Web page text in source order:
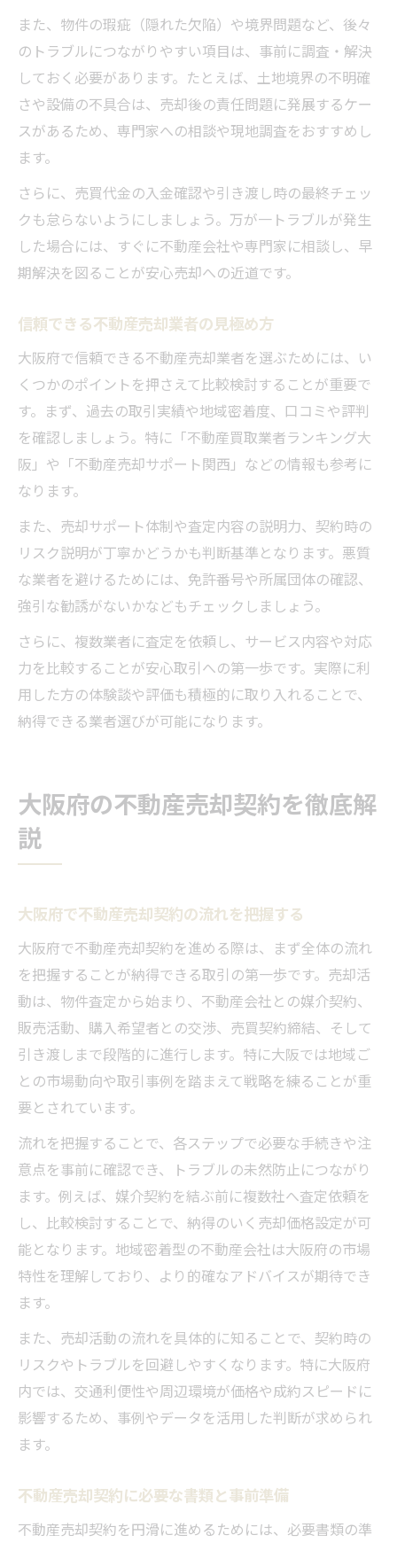
また、物件の瑕疵（隠れた欠陥）や境界問題など、後々
のトラブルにつながりやすい項目は、事前に調査・解決
しておく必要があります。たとえば、土地境界の不明確
さや設備の不具合は、売却後の責任問題に発展するケー
スがあるため、専門家への相談や現地調査をおすすめし
ます。
さらに、売買代金の入金確認や引き渡し時の最終チェッ
クも怠らないようにしましょう。万が一トラブルが発生
した場合には、すぐに不動産会社や専門家に相談し、早
期解決を図ることが安心売却への近道です。
信頼できる不動産売却業者の見極め方
大阪府で信頼できる不動産売却業者を選ぶためには、い
くつかのポイントを押さえて比較検討することが重要で
す。まず、過去の取引実績や地域密着度、口コミや評判
を確認しましょう。特に「不動産買取業者ランキング大
阪」や「不動産売却サポート関西」などの情報も参考に
なります。
また、売却サポート体制や査定内容の説明力、契約時の
リスク説明が丁寧かどうかも判断基準となります。悪質
な業者を避けるためには、免許番号や所属団体の確認、
強引な勧誘がないかなどもチェックしましょう。
さらに、複数業者に査定を依頼し、サービス内容や対応
力を比較することが安心取引への第一歩です。実際に利
用した方の体験談や評価も積極的に取り入れることで、
納得できる業者選びが可能になります。
大阪府の不動産売却契約を徹底解
説
大阪府で不動産売却契約の流れを把握する
大阪府で不動産売却契約を進める際は、まず全体の流れ
を把握することが納得できる取引の第一歩です。売却活
動は、物件査定から始まり、不動産会社との媒介契約、
販売活動、購入希望者との交渉、売買契約締結、そして
引き渡しまで段階的に進行します。特に大阪では地域ご
との市場動向や取引事例を踏まえて戦略を練ることが重
要とされています。
流れを把握することで、各ステップで必要な手続きや注
意点を事前に確認でき、トラブルの未然防止につながり
ます。例えば、媒介契約を結ぶ前に複数社へ査定依頼を
し、比較検討することで、納得のいく売却価格設定が可
能となります。地域密着型の不動産会社は大阪府の市場
特性を理解しており、より的確なアドバイスが期待でき
ます。
また、売却活動の流れを具体的に知ることで、契約時の
リスクやトラブルを回避しやすくなります。特に大阪府
内では、交通利便性や周辺環境が価格や成約スピードに
影響するため、事例やデータを活用した判断が求められ
ます。
不動産売却契約に必要な書類と事前準備
不動産売却契約を円滑に進めるためには、必要書類の準